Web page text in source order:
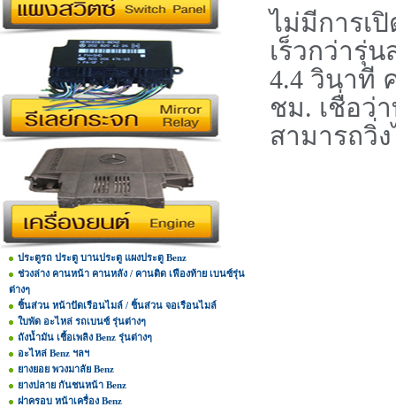
ประตูรถ ประตู บานประตู แผงประตู Benz
ช่วงล่าง คานหน้า คานหลัง / คานติด เฟืองท้าย เบนซ์รุ่น
ต่างๆ
ชิ้นส่วน หน้าปัดเรือนไมล์ / ชิ้นส่วน จอเรือนไมล์
ใบพัด อะไหล่ รถเบนซ์ รุ่นต่างๆ
ถังน้ำมัน เชื้อเพลิง Benz รุ่นต่างๆ
อะไหล่ Benz ฯลฯ
ยางยอย พวงมาลัย Benz
ยางปลาย กันชนหน้า Benz
ฝาครอบ หน้าเครื่อง Benz
ไม่มีการเ
เร็วกว่ารุ่
4.4 วินาที
ชม. เชื่อว่
สามารถวิ่